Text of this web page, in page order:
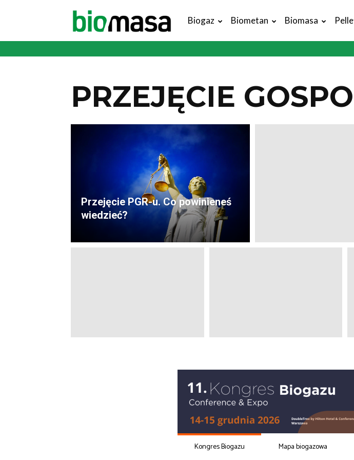
Magazyn
Biogaz Biometan Biomasa
PRZEJĘCIE
Przejęcie PGR-u. Co powinieneś
wiedzieć?
Kongres Biogazu Mapa biogazowa